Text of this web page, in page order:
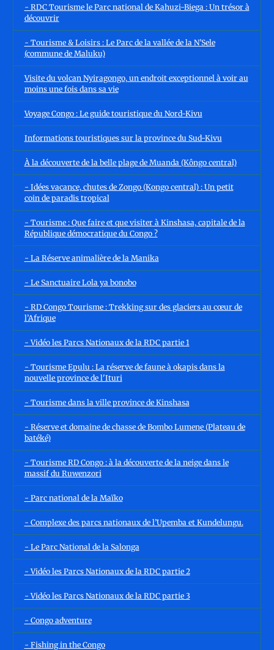
- RDC Tourisme le Parc national de Kahuzi-Biega : Un trésor à
découvrir
- Tourisme & Loisirs : Le Parc de la vallée de la N’Sele
(commune de Maluku)
Visite du volcan Nyiragongo, un endroit exceptionnel à voir au
moins une fois dans sa vie
Voyage Congo : Le guide touristique du Nord-Kivu
Informations touristiques sur la province du Sud-Kivu
À la découverte de la belle plage de Muanda (Kôngo central)
- Idées vacance, chutes de Zongo (Kongo central) : Un petit
coin de paradis tropical
- Tourisme : Que faire et que visiter à Kinshasa, capitale de la
République démocratique du Congo ?
- La Réserve animalière de la Manika
- Le Sanctuaire Lola ya bonobo
- RD Congo Tourisme : Trekking sur des glaciers au cœur de
l’Afrique
- Vidéo les Parcs Nationaux de la RDC partie 1
- Tourisme Epulu : La réserve de faune à okapis dans la
nouvelle province de l'Ituri
- Tourisme dans la ville province de Kinshasa
- Réserve et domaine de chasse de Bombo Lumene (Plateau de
batéké)
- Tourisme RD Congo : à la découverte de la neige dans le
massif du Ruwenzori
- Parc national de la Maïko
- Complexe des parcs nationaux de l’Upemba et Kundelungu.
- Le Parc National de la Salonga
- Vidéo les Parcs Nationaux de la RDC partie 2
- Vidéo les Parcs Nationaux de la RDC partie 3
- Congo adventure
- Fishing in the Congo